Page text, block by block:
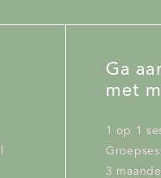
1 op 1
3
Ga
met